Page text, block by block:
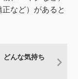
など）があると
どんな気持ち